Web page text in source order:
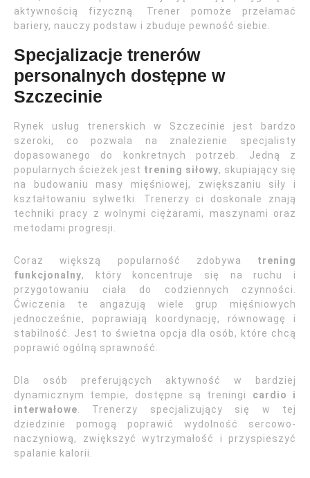
aktywnością fizyczną. Trener pomoże przełamać
bariery, nauczy podstaw i zbuduje pewność siebie.
Specjalizacje trenerów
personalnych dostępne w
Szczecinie
Rynek usług trenerskich w Szczecinie jest bardzo
szeroki, co pozwala na znalezienie specjalisty
dopasowanego do konkretnych potrzeb. Jedną z
popularnych ścieżek jest trening siłowy, skupiający się
na budowaniu masy mięśniowej, zwiększaniu siły i
kształtowaniu sylwetki. Trenerzy ci doskonale znają
techniki pracy z wolnymi ciężarami, maszynami oraz
metodami progresji.
Coraz większą popularność zdobywa trening
funkcjonalny, który koncentruje się na ruchu i
przygotowaniu ciała do codziennych czynności.
Ćwiczenia te angażują wiele grup mięśniowych
jednocześnie, poprawiają koordynację, równowagę i
stabilność. Jest to świetna opcja dla osób, które chcą
poprawić ogólną sprawność.
Dla osób preferujących aktywność w bardziej
dynamicznym tempie, dostępne są treningi cardio i
interwałowe . Trenerzy specjalizujący się w tej
dziedzinie pomogą poprawić wydolność sercowo-
naczyniową, zwiększyć wytrzymałość i przyspieszyć
spalanie kalorii.